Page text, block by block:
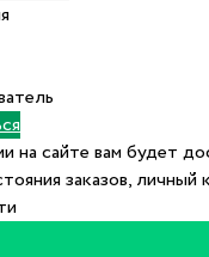
на сайте вам будет
заказов, личный